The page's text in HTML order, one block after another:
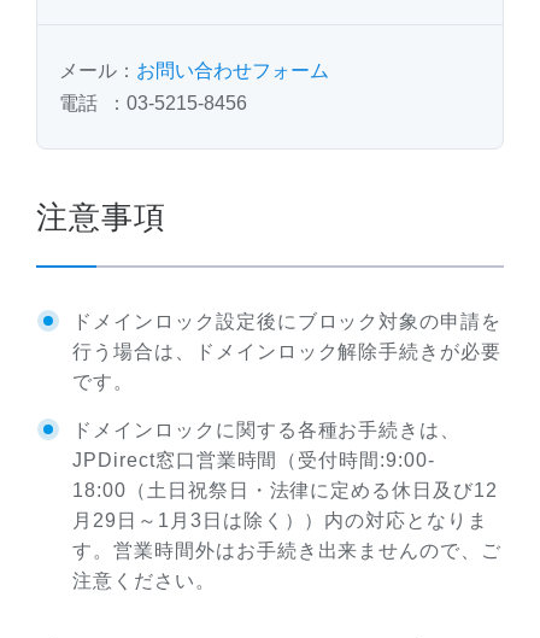
メール： お問い合わせフォーム
電話 ：03-5215-8456
注意事項
ドメインロック設定後にブロック対象の申請を
行う場合は、ドメインロック解除手続きが必要
です。
ドメインロックに関する各種お手続きは、
JPDirect窓口営業時間（受付時間:9:00-
18:00（土日祝祭日・法律に定める休日及び12
月29日～1月3日は除く））内の対応となりま
す。営業時間外はお手続き出来ませんので、ご
注意ください。